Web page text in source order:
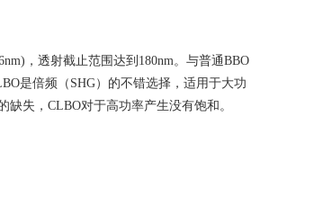
，透射截止范围达到 180nm 。与普通BBO
是倍频（ SHG）的不错选择，适用于大功
缺失， CLBO对于高功率产生没有饱和。